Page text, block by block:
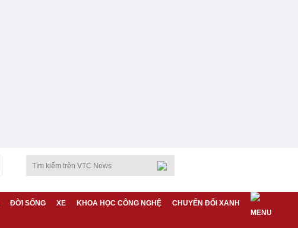
ĐỜI SỐNG XE KHOA HỌC CÔNG NGHỆ CHUYỂN ĐỔI XANH